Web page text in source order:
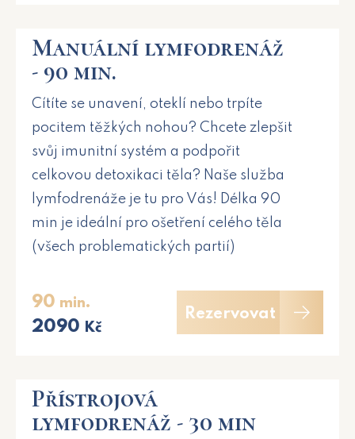
Manuální lymfodrenáž
- 90 min.
Cítíte se unavení, oteklí nebo trpíte
pocitem těžkých nohou? Chcete zlepšit
svůj imunitní systém a podpořit
celkovou detoxikaci těla? Naše služba
lymfodrenáže je tu pro Vás! Délka 90
min je ideální pro ošetření celého těla
(všech problematických partií)
90 min.
2090 Kč
Rezervovat
Přístrojová
lymfodrenáž - 30 min